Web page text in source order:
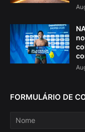
FORMULÁRIO DE